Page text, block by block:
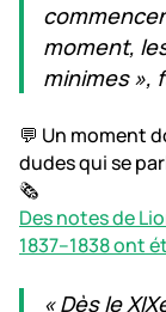
moment,
minimes »,
💬 Un moment
dudes qui se
🗞️
Des notes de
1837–1838 ont
« Dès le